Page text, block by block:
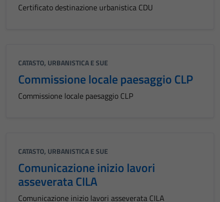
Certificato destinazione urbanistica CDU
CATASTO, URBANISTICA E SUE
Commissione locale paesaggio CLP
Commissione locale paesaggio CLP
CATASTO, URBANISTICA E SUE
Comunicazione inizio lavori
asseverata CILA
Comunicazione inizio lavori asseverata CILA